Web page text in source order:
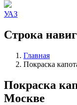
УАЗ
Строка
Главная
Покраска
Покраска
Москве